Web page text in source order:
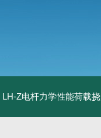
LH-Z电杆力学性能荷载